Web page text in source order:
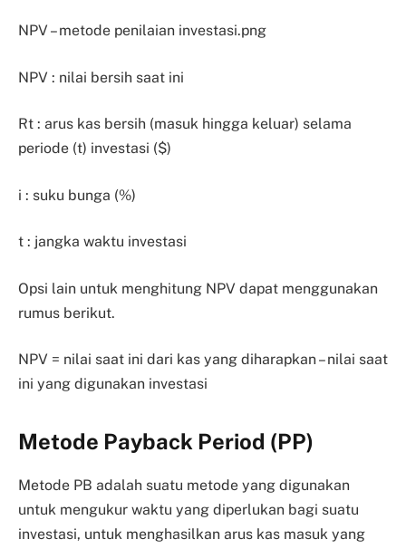
NPV – metode penilaian investasi.png
NPV : nilai bersih saat ini
Rt : arus kas bersih (masuk hingga keluar) selama
periode (t) investasi ($)
i : suku bunga (%)
t : jangka waktu investasi
Opsi lain untuk menghitung NPV dapat menggunakan
rumus berikut.
NPV = nilai saat ini dari kas yang diharapkan – nilai saat
ini yang digunakan investasi
Metode Payback Period (PP)
Metode PB adalah suatu metode yang digunakan
untuk mengukur waktu yang diperlukan bagi suatu
investasi, untuk menghasilkan arus kas masuk yang